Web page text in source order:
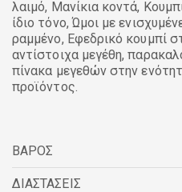
λαιμό, Μανίκια κοντά,
ίδιο τόνο, Ώμοι με
ραμμένο, Εφεδρικό κουμπί
αντίστοιχα μεγέθη,
πίνακα μεγεθών στην
προϊόντος.
ΒΆΡΟΣ
ΔΙΑΣΤΆΣΕΙΣ